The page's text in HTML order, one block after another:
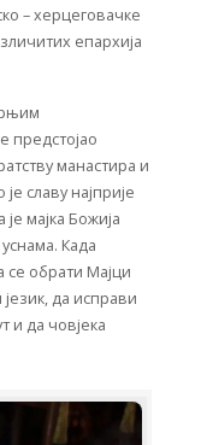
– херцеговачке
епархија
предстојао
манастира и
славу најприје
мајка Божија
Када
се обрати Мајци
да исправи
и да човјека